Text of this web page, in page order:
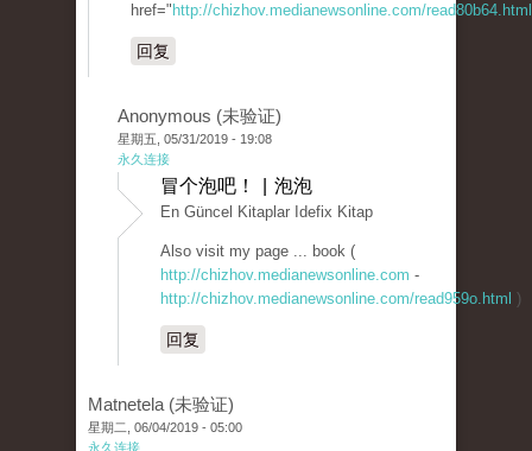
href=" http://chizhov.medianewsonline.com/
回复
Anonymous (未验证)
星期五, 05/31/2019 - 19:08
永久连接
冒个泡吧！ | 泡泡
En Güncel Kitaplar Idefix Kitap
Also visit my page ... book (
http://chizhov.medianewsonline.com -
http://chizhov.medianewsonline.com/read959o.html )
回复
Matnetela (未验证)
星期二, 06/04/2019 - 05:00
永久连接